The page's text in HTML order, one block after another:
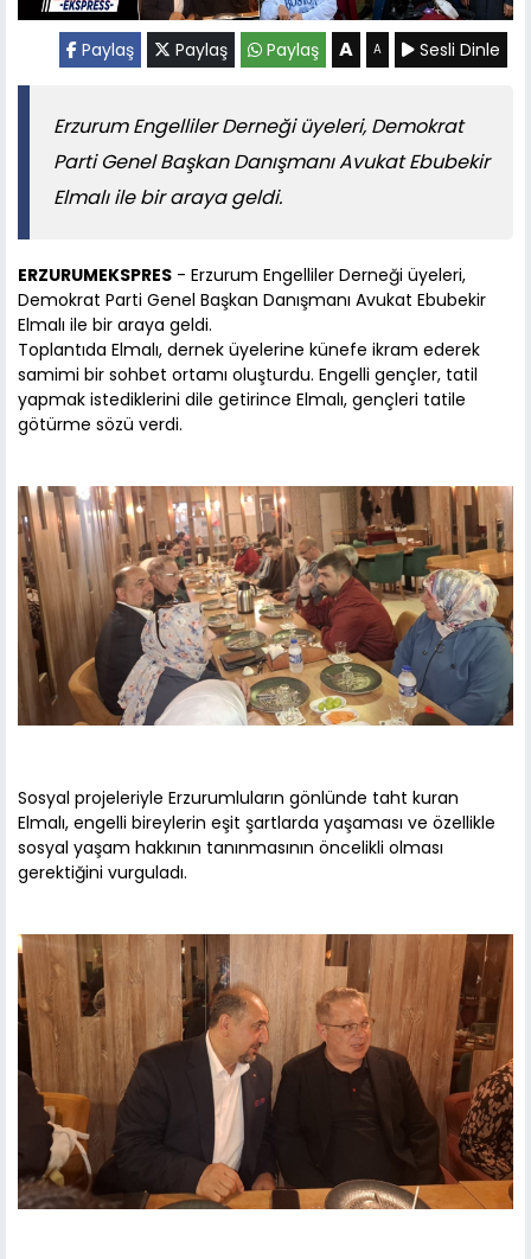
Paylaş Paylaş Paylaş A A Sesli Dinle
Erzurum Engelliler Derneği üyeleri, Demokrat
Parti Genel Başkan Danışmanı Avukat Ebubekir
Elmalı ile bir araya geldi.
ERZURUMEKSPRES - Erzurum Engelliler Derneği üyeleri,
Demokrat Parti Genel Başkan Danışmanı Avukat Ebubekir
Elmalı ile bir araya geldi.
Toplantıda Elmalı, dernek üyelerine künefe ikram ederek
samimi bir sohbet ortamı oluşturdu. Engelli gençler, tatil
yapmak istediklerini dile getirince Elmalı, gençleri tatile
götürme sözü verdi.
Sosyal projeleriyle Erzurumluların gönlünde taht kuran
Elmalı, engelli bireylerin eşit şartlarda yaşaması ve özellikle
sosyal yaşam hakkının tanınmasının öncelikli olması
gerektiğini vurguladı.